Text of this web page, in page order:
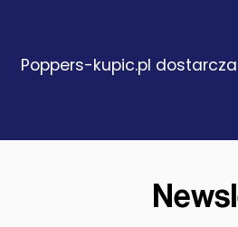
Poppers-kupic.pl